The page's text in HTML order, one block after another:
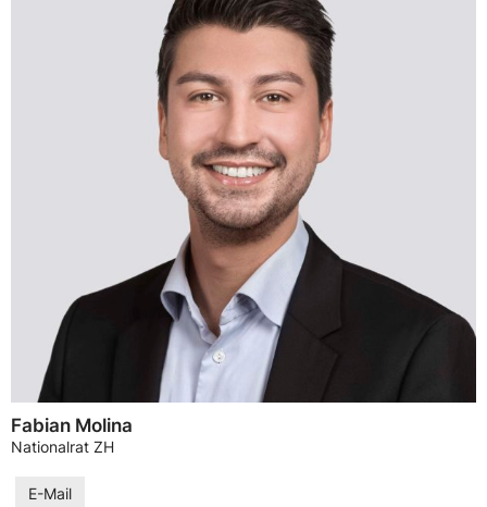
Fabian Molina
Nationalrat ZH
E-Mail